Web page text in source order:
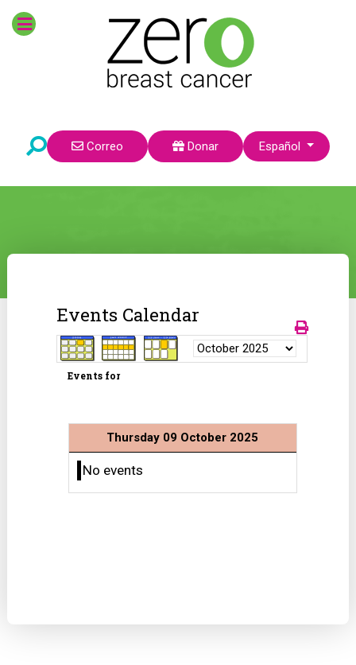
Correo Donar Seleccione su idioma
Español
Events Calendar
Events for
Thursday 09 October 2025
No events